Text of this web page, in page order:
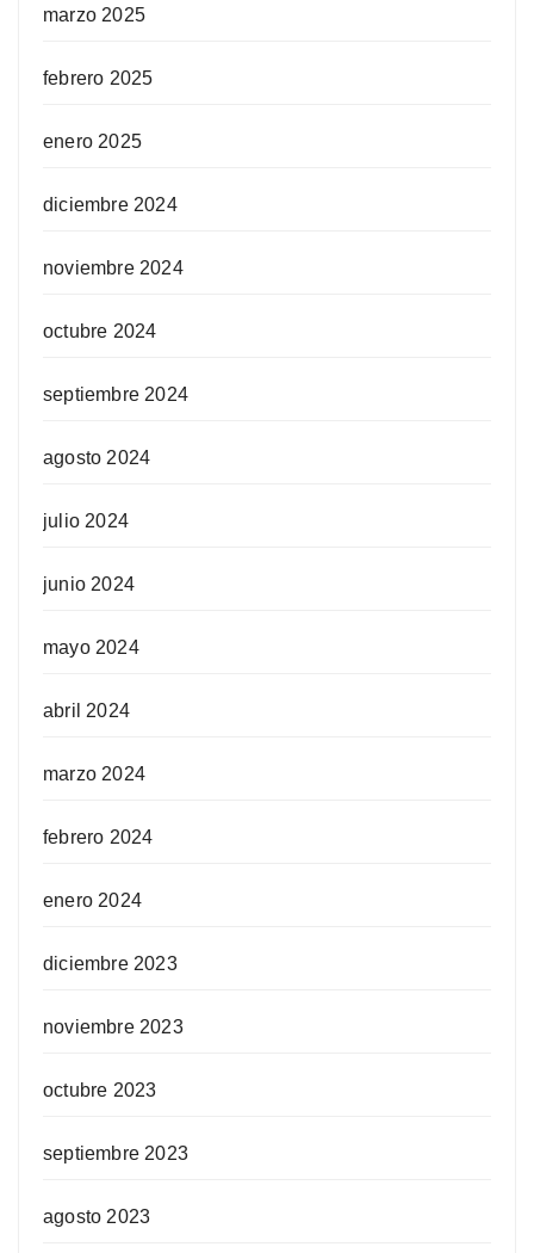
marzo 2025
febrero 2025
enero 2025
diciembre 2024
noviembre 2024
octubre 2024
septiembre 2024
agosto 2024
julio 2024
junio 2024
mayo 2024
abril 2024
marzo 2024
febrero 2024
enero 2024
diciembre 2023
noviembre 2023
octubre 2023
septiembre 2023
agosto 2023